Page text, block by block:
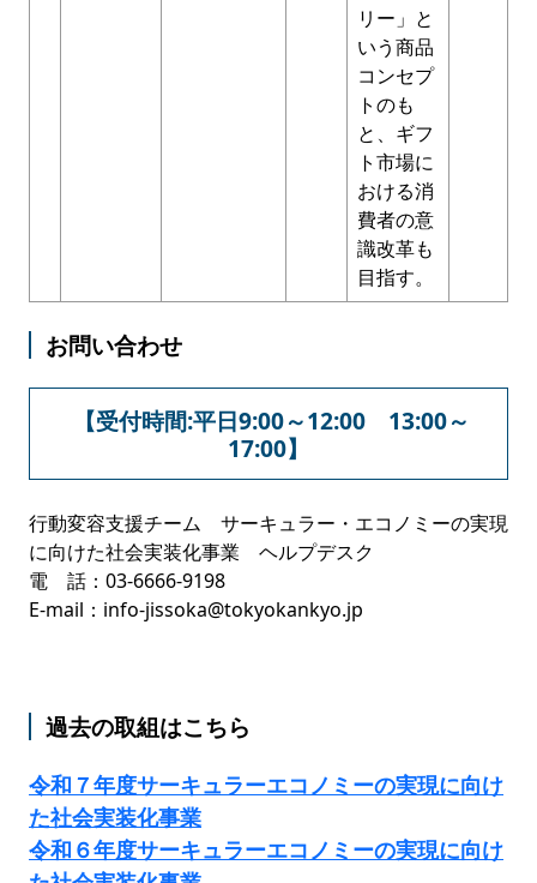
リー」と
いう商品
コンセプ
トのも
と、ギフ
ト市場に
おける消
費者の意
識改革も
目指す。
お問い合わせ
【受付時間:平日9:00～12:00 13:00～
17:00】
行動変容支援チーム サーキュラー・エコノミーの実現
に向けた社会実装化事業 ヘルプデスク
電 話：03-6666-9198
E-mail：info-jissoka@tokyokankyo.jp
過去の取組はこちら
令和７年度サーキュラーエコノミーの実現に向け
た社会実装化事業
令和６年度サーキュラーエコノミーの実現に向け